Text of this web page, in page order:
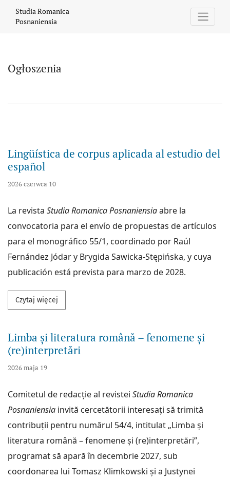
Ogłoszenia
Studia Romanica
Posnaniensia
Ogłoszenia
Lingüística de corpus aplicada al estudio del
español
2026 czerwca 10
La revista Studia Romanica Posnaniensiaabre la
convocatoria para el envío de propuestas de artículos
para el monográfico 55/1, coordinado por Raúl
Fernández Jódar y Brygida Sawicka-Stępińska, y cuya
publicación está prevista para marzo de 2028.
Czytaj więcej
Limba și literatura română – fenomene și
(re)interpretări
2026 maja 19
Comitetul de redacție al revistei Studia Romanica
Posnaniensia invită cercetătorii interesați să trimită
contribuții pentru numărul 54/4, intitulat „Limba și
literatura română – fenomene și (re)interpretări”,
programat să apară în decembrie 2027, sub
coordonarea lui Tomasz Klimkowski și a Justynei